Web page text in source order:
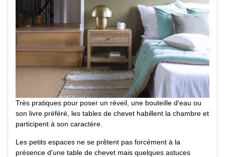
Très pratiques pour poser un réveil, une bouteille d'eau ou
son livre préféré, les tables de chevet habillent la chambre et
participent à son caractère.
Les petits espaces ne se prêtent pas forcément à la
présence d'une table de chevet mais quelques astuces